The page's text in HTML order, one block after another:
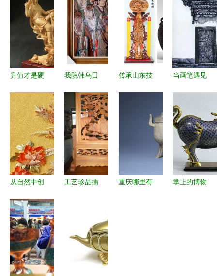
升值才是硬
收藏级，都
是瞎折腾！
——浅析黄
杨木雕的市
场与收藏
我院韩乌日
喜获国家艺
术基金资助
工艺美术品
创新与传统
之韵
传承山东技
2020第12
瞻
当画笔遇见
版画的艺术
奇遇
从自然中创
贝雕工艺的
美学探索
工艺珍品插
重庆哪里有
掌上的博物